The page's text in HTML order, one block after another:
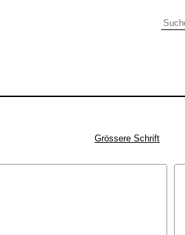
Grössere Schrift